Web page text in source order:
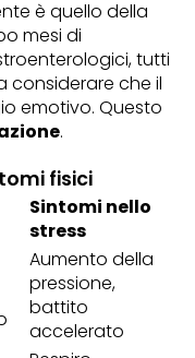
è quello della
mesi di
tutti
considerare che il
emotivo. Questo
.
fisici
Sintomi nello
stress
Aumento della
pressione,
battito
accelerato